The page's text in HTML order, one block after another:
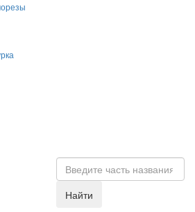
Найти